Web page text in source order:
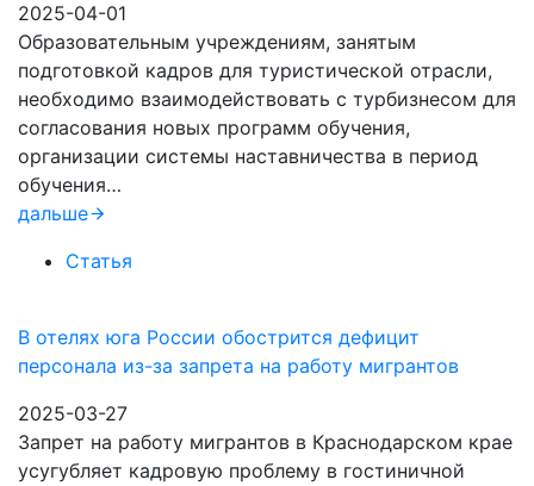
2025-04-01
Образовательным учреждениям, занятым
подготовкой кадров для туристической отрасли,
необходимо взаимодействовать с турбизнесом для
согласования новых программ обучения,
организации системы наставничества в период
обучения…
дальше
Статья
В отелях юга России обострится дефицит
персонала из-за запрета на работу мигрантов
2025-03-27
Запрет на работу мигрантов в Краснодарском крае
усугубляет кадровую проблему в гостиничной